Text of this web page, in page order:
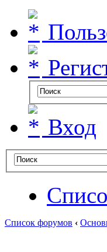
Вход
Список форумов ‹